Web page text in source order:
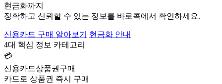
현금화까지
정확하고 신뢰할 수 있는 정보를 바로콕에서 확인하세요.
신용카드 구매 알아보기
현금화 안내
4대 핵심 정보 카테고리
💳
신용카드상품권구매
카드로 상품권 즉시 구매